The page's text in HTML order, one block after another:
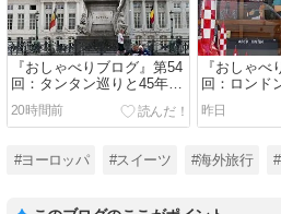
『おしゃべりブログ』第54
回：タンタン巡りと45年越
しの再会『リトル・ニ
モ』、そしてブリュッセル
20時間前
『おしゃべ
回：ロンド
へ！パディ
の再会と、
れの本家フ
昨日
#ヨーロッパ #スイーツ #海外旅行